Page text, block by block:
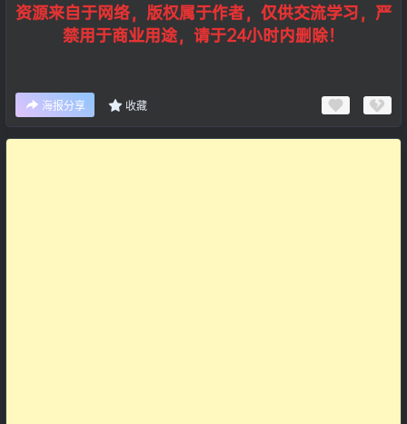
资源来自于网络，版权属于作者，仅供交流学习，严
禁用于商业用途，请于24小时内删除！
海报分享 收藏